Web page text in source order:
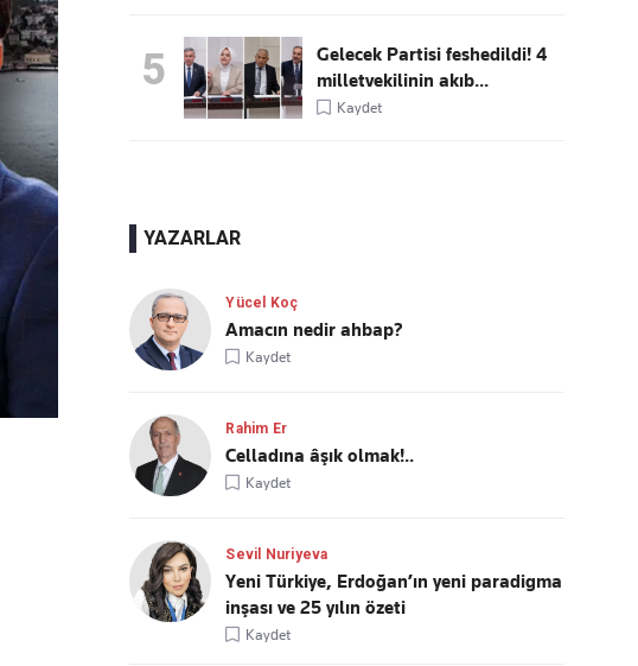
5
Gelecek Partisi feshedildi! 4
milletvekilinin akıb...
Kaydet
YAZARLAR
Yücel Koç
Amacın nedir ahbap?
Kaydet
Rahim Er
Celladına âşık olmak!..
Kaydet
Sevil Nuriyeva
Yeni Türkiye, Erdoğan’ın yeni paradigma
inşası ve 25 yılın özeti
Kaydet